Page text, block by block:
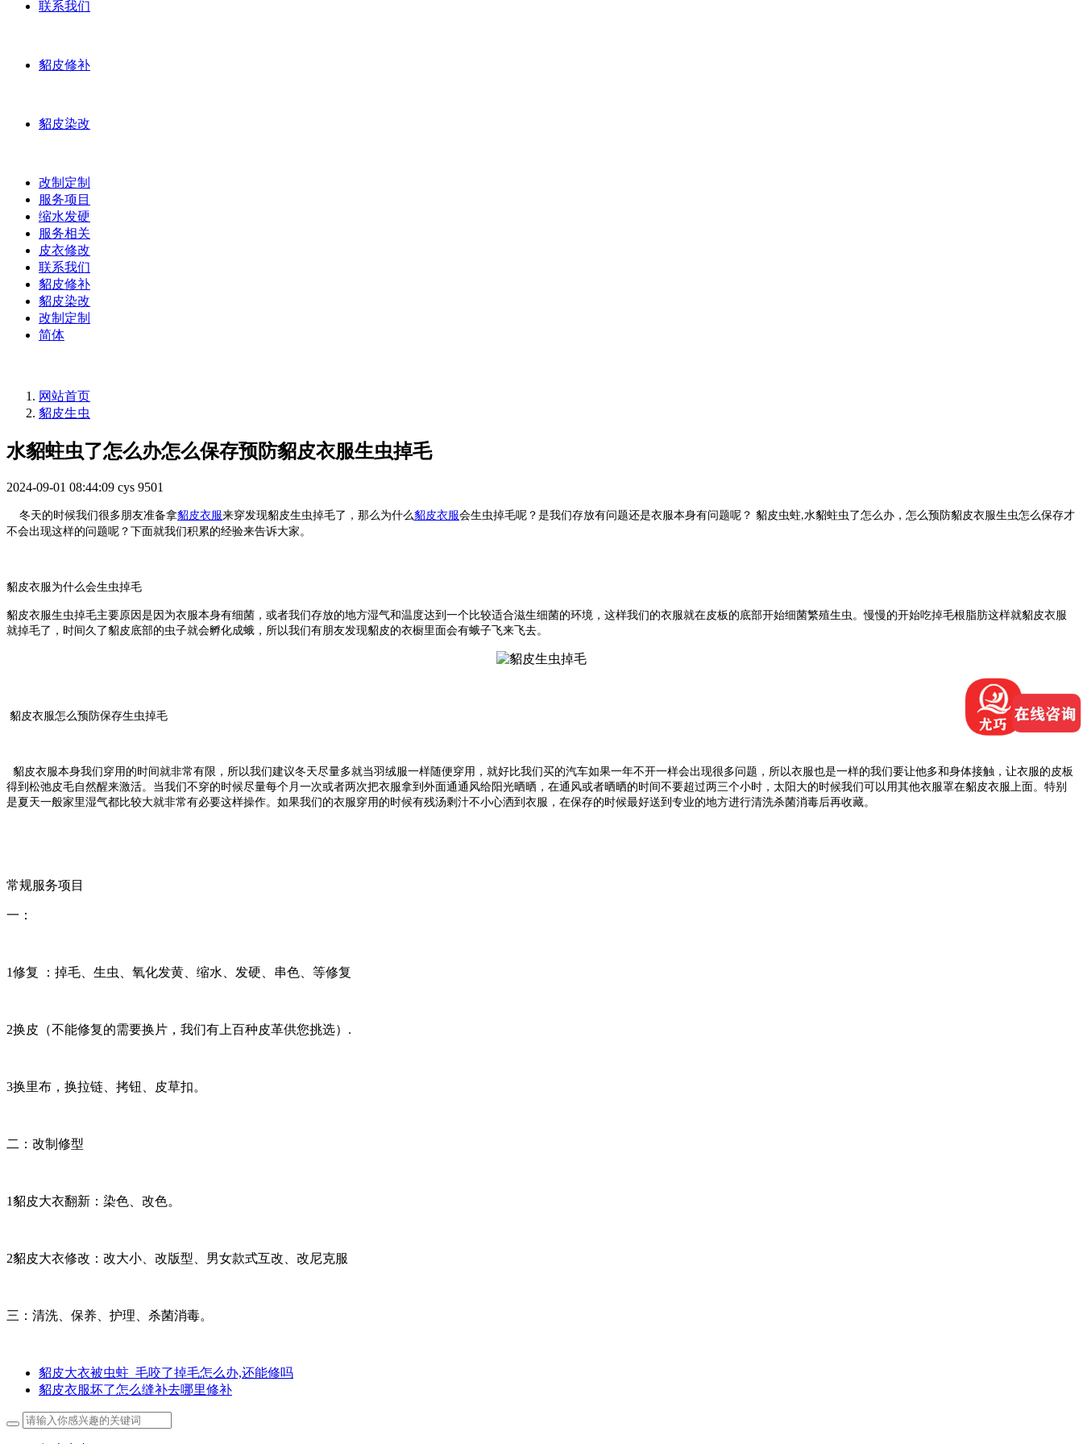
联系我们
貂皮修补
貂皮染改
改制定制
服务项目
缩水发硬
服务相关
皮衣修改
联系我们
貂皮修补
貂皮染改
改制定制
简体
网站首页
貂皮生虫
水貂蛀虫了怎么办怎么保存预防貂皮衣服生虫掉毛
2024-09-01 08:44:09 cys 9501
冬天的时候我们很多朋友准备拿貂皮衣服来穿发现貂皮生虫掉毛了，那么为什么貂皮衣服会生虫掉毛呢？是我们存放有问题还是衣服本身有问题呢？ 貂皮虫蛀,水貂蛀虫了怎么办，怎么预防貂皮衣服生虫怎么保存才
不会出现这样的问题呢？下面就我们积累的经验来告诉大家。
貂皮衣服为什么会生虫掉毛
貂皮衣服生虫掉毛主要原因是因为衣服本身有细菌，或者我们存放的地方湿气和温度达到一个比较适合滋生细菌的环境，这样我们的衣服就在皮板的底部开始细菌繁殖生虫。慢慢的开始吃掉毛根脂肪这样就貂皮衣服
就掉毛了，时间久了貂皮底部的虫子就会孵化成蛾，所以我们有朋友发现貂皮的衣橱里面会有蛾子飞来飞去。
貂皮衣服怎么预防保存生虫掉毛
貂皮衣服本身我们穿用的时间就非常有限，所以我们建议冬天尽量多就当羽绒服一样随便穿用，就好比我们买的汽车如果一年不开一样会出现很多问题，所以衣服也是一样的我们要让他多和身体接触，让衣服的皮板
得到松弛皮毛自然醒来激活。当我们不穿的时候尽量每个月一次或者两次把衣服拿到外面通通风给阳光晒晒，在通风或者晒晒的时间不要超过两三个小时，太阳大的时候我们可以用其他衣服罩在貂皮衣服上面。特别
是夏天一般家里湿气都比较大就非常有必要这样操作。如果我们的衣服穿用的时候有残汤剩汁不小心洒到衣服，在保存的时候最好送到专业的地方进行清洗杀菌消毒后再收藏。
常规服务项目
一：
1修复 ：掉毛、生虫、氧化发黄、缩水、发硬、串色、等修复
2换皮（不能修复的需要换片，我们有上百种皮革供您挑选）.
3换里布，换拉链、拷钮、皮草扣。
二：改制修型
1貂皮大衣翻新：染色、改色。
2貂皮大衣修改：改大小、改版型、男女款式互改、改尼克服
三：清洗、保养、护理、杀菌消毒。
貂皮大衣被虫蛀_毛咬了掉毛怎么办,还能修吗
貂皮衣服坏了怎么缝补去哪里修补